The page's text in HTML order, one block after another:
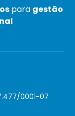
para gestão
0001-07